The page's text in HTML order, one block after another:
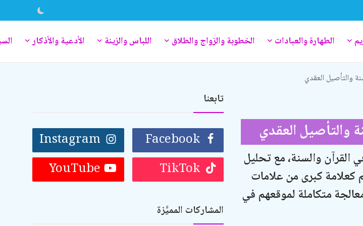
الطهارة والعبادات الخطوبة والزواج والطلاق اللباس والزينة الأدعية والأذكار
والتأصيل العقدي
العقدي
والسنة، مع تحليل
كبرى من علامات
متكاملة لموقعهم في
تابعنا
Facebook
Instagram
TikTok
YouTube
المشاركات المميَّزة